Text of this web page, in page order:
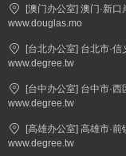
[澳门办公室] 澳门·新
www.douglas.mo
[台北办公室] 台北市·
www.degree.tw
[台中办公室] 台中市·
www.degree.tw
[高雄办公室] 高雄市·
www.degree.tw